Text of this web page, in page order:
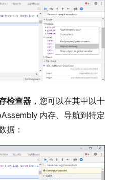
检查器 ，您可以在其中以十
内存、导航到特定
据：